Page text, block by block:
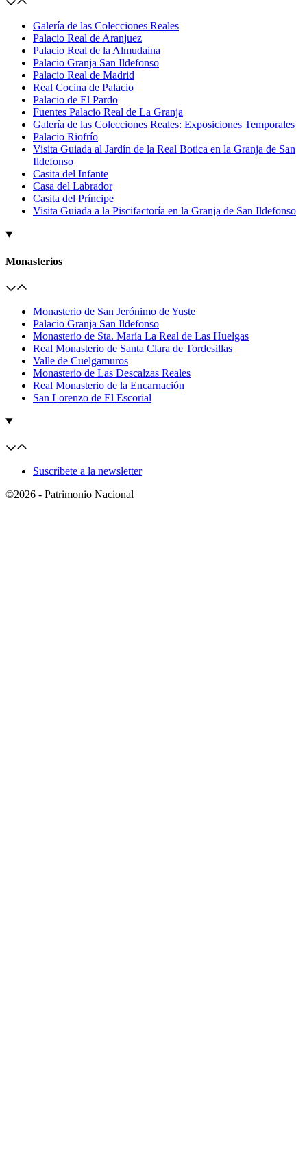
Galería de las Colecciones Reales
Palacio Real de Aranjuez
Palacio Real de la Almudaina
Palacio Granja San Ildefonso
Palacio Real de Madrid
Real Cocina de Palacio
Palacio de El Pardo
Fuentes Palacio Real de La Granja
Galería de las Colecciones Reales: Exposiciones Temporales
Palacio Riofrío
Visita Guiada al Jardín de la Real Botica en la Granja de San
Ildefonso
Casita del Infante
Casa del Labrador
Casita del Príncipe
Visita Guiada a la Piscifactoría en la Granja de San Ildefonso
Monasterios
Monasterio de San Jerónimo de Yuste
Palacio Granja San Ildefonso
Monasterio de Sta. María La Real de Las Huelgas
Real Monasterio de Santa Clara de Tordesillas
Valle de Cuelgamuros
Monasterio de Las Descalzas Reales
Real Monasterio de la Encarnación
San Lorenzo de El Escorial
Suscríbete a la newsletter
©2026 - Patrimonio Nacional